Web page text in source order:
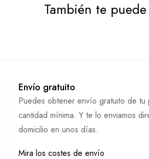
También te
Envío gratuito
Puedes obtener envío gratuito de tu
cantidad mínima. Y te lo enviamos
domicilio en unos días.
Mira los costes de envío